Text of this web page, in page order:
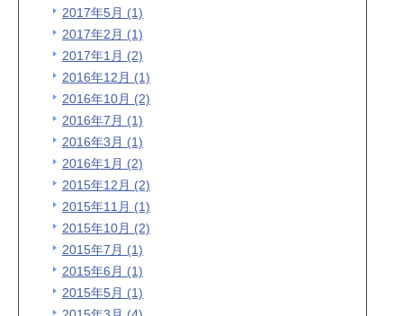
2017年5月 (1)
2017年2月 (1)
2017年1月 (2)
2016年12月 (1)
2016年10月 (2)
2016年7月 (1)
2016年3月 (1)
2016年1月 (2)
2015年12月 (2)
2015年11月 (1)
2015年10月 (2)
2015年7月 (1)
2015年6月 (1)
2015年5月 (1)